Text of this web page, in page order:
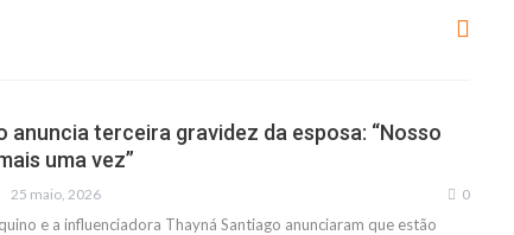
anuncia terceira gravidez da esposa: “Nosso
uma vez”
25 maio, 2026 0
e a influenciadora Thayná Santiago anunciaram que estão